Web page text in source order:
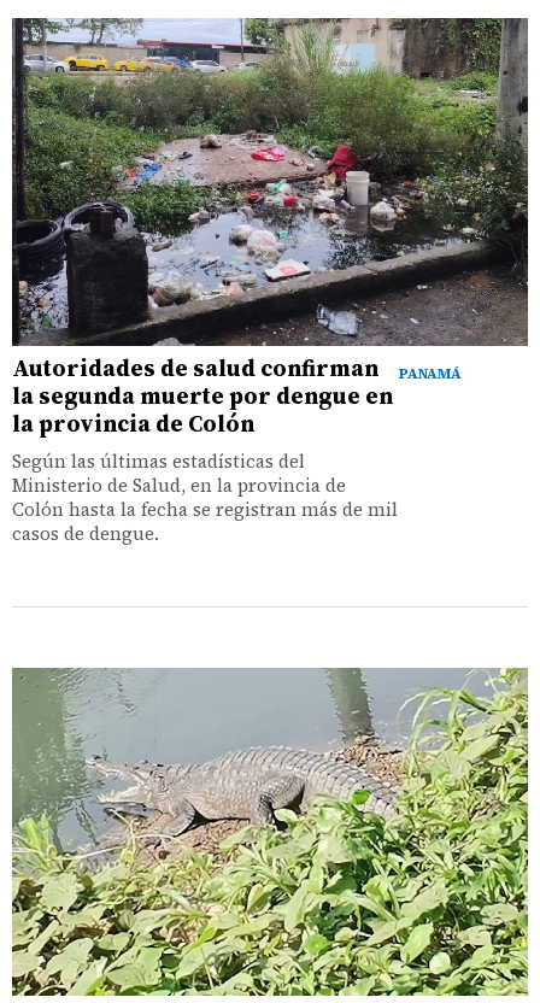
PANAMÁ
Autoridades de salud confirman
la segunda muerte por dengue en
la provincia de Colón
Según las últimas estadísticas del
Ministerio de Salud, en la provincia de
Colón hasta la fecha se registran más de mil
casos de dengue.